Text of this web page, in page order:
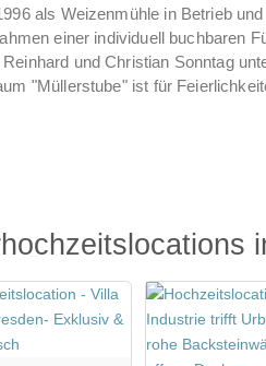
als Weizenmühle in Betrieb
einer individuell buchbaren
und Christian Sonntag
"Müllerstube" ist für